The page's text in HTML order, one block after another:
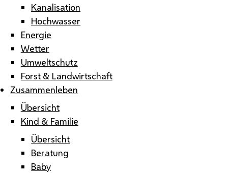
Kanalisation
Hochwasser
Energie
Wetter
Umweltschutz
Forst & Landwirtschaft
Zusammenleben
Übersicht
Kind & Familie
Übersicht
Beratung
Baby